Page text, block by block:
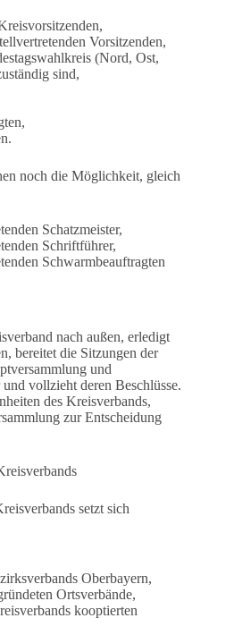
Vorsitzenden,
(Nord, Ost,
sind,
noch die Möglichkeit, gleich
Schatzmeister,
Schriftführer,
Schwarmbeauftragten
nach außen, erledigt
bereitet die Sitzungen der
und
vollzieht deren Beschlüsse.
des Kreisverbands,
zur Entscheidung
setzt sich
Oberbayern,
Ortsverbände,
kooptierten